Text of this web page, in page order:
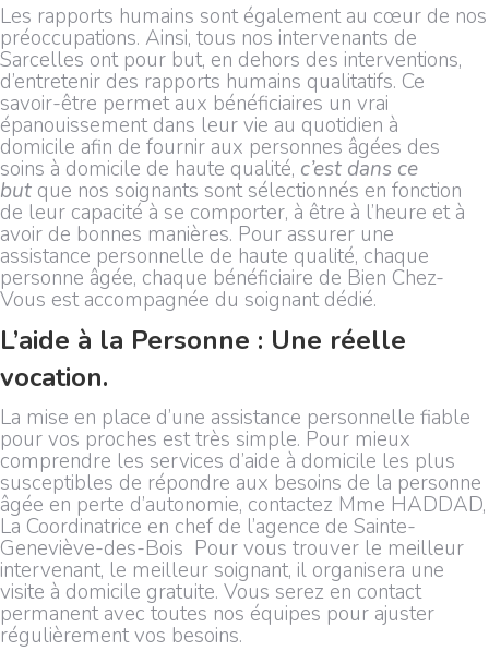
Les rapports humains sont également au cœur de nos
préoccupations. Ainsi, tous nos intervenants de
Sarcelles ont pour but, en dehors des interventions,
d’entretenir des rapports humains qualitatifs. Ce
savoir-être permet aux bénéficiaires un vrai
épanouissement dans leur vie au quotidien à
domicile afin de fournir aux personnes âgées des
soins à domicile de haute qualité, c’est dans ce
but que nos soignants sont sélectionnés en fonction
de leur capacité à se comporter, à être à l’heure et à
avoir de bonnes manières. Pour assurer une
assistance personnelle de haute qualité, chaque
personne âgée, chaque bénéficiaire de Bien Chez-
Vous est accompagnée du soignant dédié.
L’aide à la Personne : Une réelle
vocation.
La mise en place d’une assistance personnelle fiable
pour vos proches est très simple. Pour mieux
comprendre les services d’aide à domicile les plus
susceptibles de répondre aux besoins de la personne
âgée en perte d’autonomie, contactez Mme HADDAD,
La Coordinatrice en chef de l’agence de Sainte-
Geneviève-des-Bois Pour vous trouver le meilleur
intervenant, le meilleur soignant, il organisera une
visite à domicile gratuite. Vous serez en contact
permanent avec toutes nos équipes pour ajuster
régulièrement vos besoins.